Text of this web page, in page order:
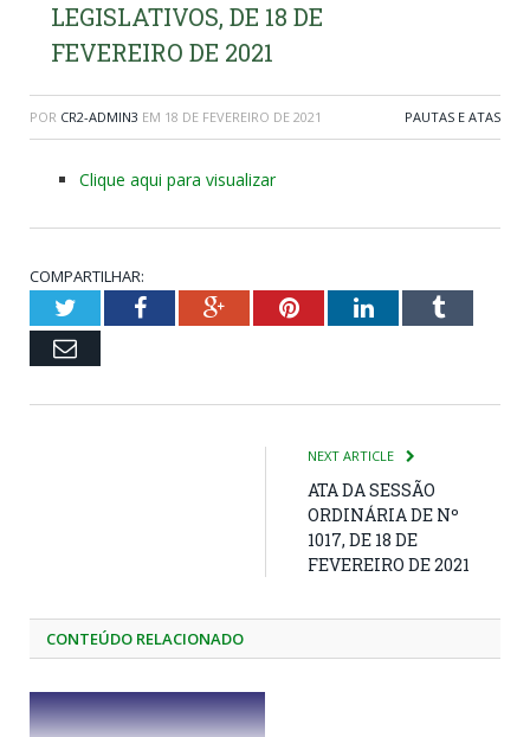
LEGISLATIVOS, DE 18 DE
FEVEREIRO DE 2021
POR CR2-ADMIN3 EM 18 DE FEVEREIRO DE 2021 PAUTAS E ATAS
Clique aqui para visualizar
COMPARTILHAR:
TwitterFacebookGoogle+PinterestLinkedInTumblr
Email
NEXT ARTICLE
ATA DA SESSÃO
ORDINÁRIA DE Nº
1017, DE 18 DE
FEVEREIRO DE 2021
CONTEÚDO RELACIONADO